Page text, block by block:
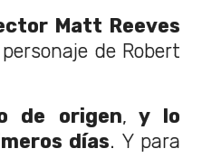
Matt Reeves
de Robert
de origen, y lo
días. Y para